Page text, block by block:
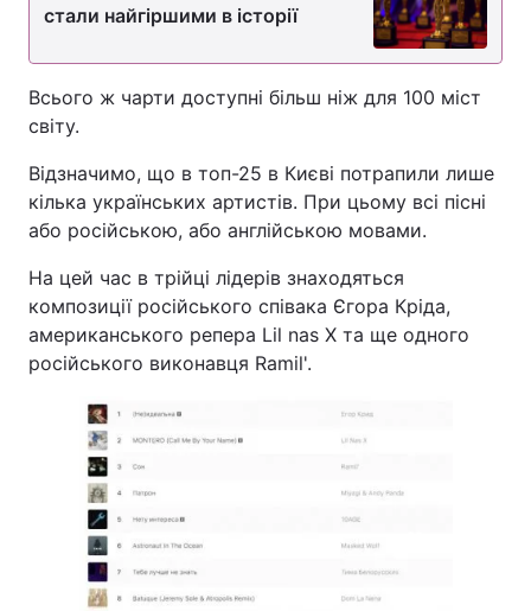
стали найгіршими в історії
Всього ж чарти доступні більш ніж для 100 міст
світу.
Відзначимо, що в топ-25 в Києві потрапили лише
кілька українських артистів. При цьому всі пісні
або російською, або англійською мовами.
На цей час в трійці лідерів знаходяться
композиції російського співака Єгора Кріда,
американського репера Lil nas X та ще одного
російського виконавця Ramil'.